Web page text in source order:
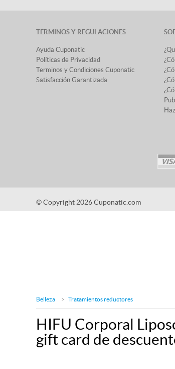
TÉRMINOS Y REGULACIONES
Ayuda Cuponatic
Políticas de Privacidad
Terminos y Condiciones Cuponatic
Satisfacción Garantizada
© Copyright 2026 Cuponatic.com
Belleza Tratamientos reductores
HIFU Corporal
gift card de